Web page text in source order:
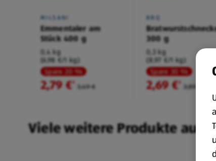
MILSANI
Emmentaler am
Stück 400 g
0,4 kg
(6,98 €/1 kg)
Spare 20 %
2,79 €² 3,49 €
BBQ
300 g
0,3 kg
(8,97 €/1 kg)
Spare 30 %
2,69 €² 3,89 €
Viele weitere Produkte aus